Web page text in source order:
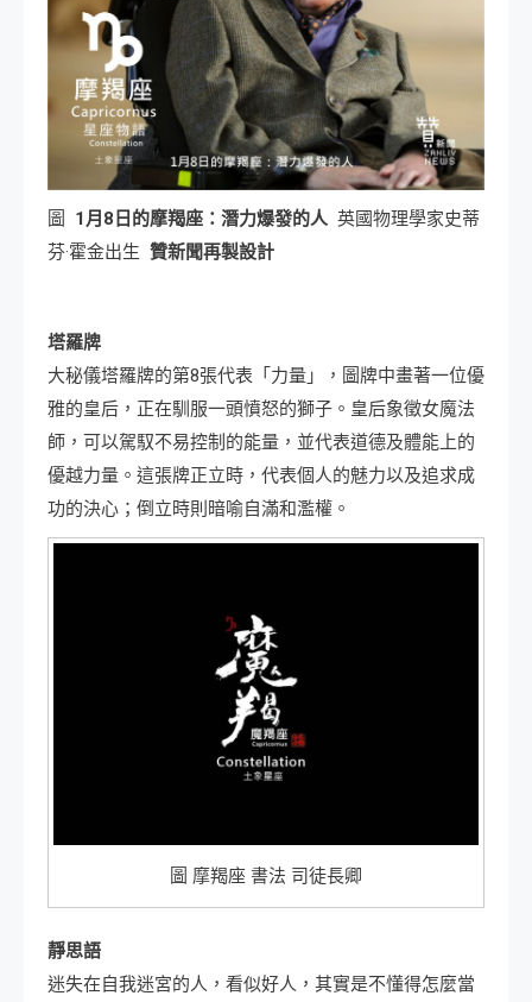
圖 1 月8 日 的摩羯座：潛力爆發的人 英國物理學家史蒂
芬·霍金出生 贊新聞再製設計
塔羅牌
大秘儀塔羅牌的第8張代表「力量」，圖牌中畫著一位優
雅的皇后，正在馴服一頭憤怒的獅子。皇后象徵女魔法
師，可以駕馭不易控制的能量，並代表道德及體能上的
優越力量。這張牌正立時，代表個人的魅力以及追求成
功的決心；倒立時則暗喻自滿和濫權。
圖 摩羯座 書法 司徒長卿
靜思語
迷失在自我迷宮的人，看似好人，其實是不懂得怎麼當